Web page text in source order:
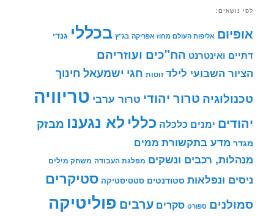
לפי נושאים:
אופיום אליפות העולם מחוז אפריקה בג"ץ בכללי גנדי
דתיים ואינטרנט הח"כים ועוזריהם
הציור השבועי לילד זוטות חגי ישמעאל חינוך
טכנולוגיה טרור יהודי טרור ערבי טריוויה
יהודים ימנים כלכלה כללי לא נגענו מבזק
מגדר מדע בתקשורת ממים
מנהלות, רכבים ונשקים מפלגת העבודה משחק מילים
ניסים ונפלאות סטודנטים סטטיסטיקה סטיקרים
סמולנים ספורט סקרים ערבים פוליטיקה